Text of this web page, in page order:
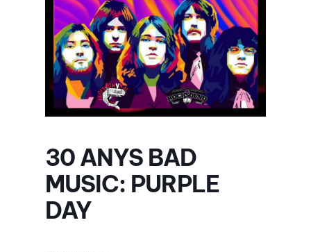
30 ANYS BAD
MUSIC: PURPLE
DAY